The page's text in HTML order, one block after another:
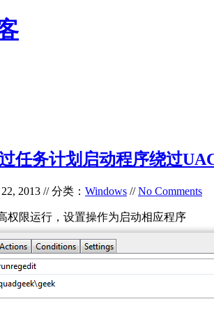
任务计划启动程序绕过
2013 // 分类： Windows //No Comments
权限运行，设置操作为启动相应程序